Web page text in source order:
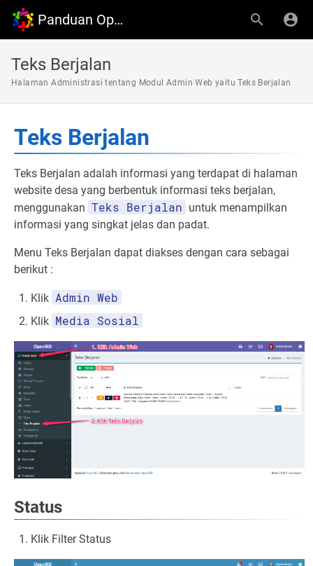
Panduan OpenDesa
Teks Berjalan
Halaman Administrasi tentang Modul Admin Web yaitu Teks Berjalan
Teks Berjalan
Teks Berjalan adalah informasi yang terdapat di halaman
website desa yang berbentuk informasi teks berjalan,
menggunakan Teks Berjalan untuk menampilkan
informasi yang singkat jelas dan padat.
Menu Teks Berjalan dapat diakses dengan cara sebagai
berikut :
Klik Admin Web
Klik Media Sosial
Status
Klik Filter Status